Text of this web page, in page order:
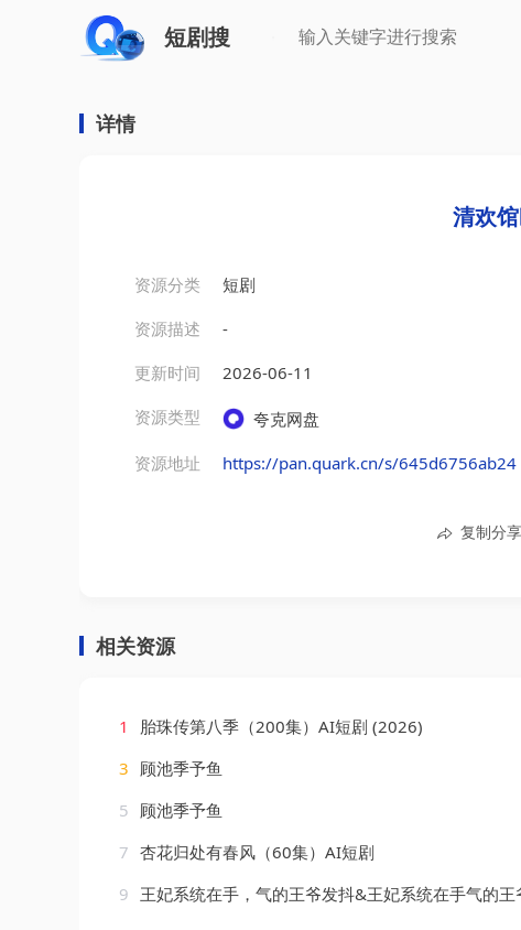
短剧搜
详情
清欢
资源分类
短剧
资源描述
-
更新时间
2026-06-11
资源类型
夸克网盘
资源地址
https://pan.quark.cn/s/645d6756ab24
复制分享
相关资源
1 胎珠传第八季（200集）AI短剧 (2026)
3 顾池季予鱼
5 顾池季予鱼
7 杏花归处有春风（60集）AI短剧
9 王妃系统在手，气的王爷发抖&王妃系统在手气的王爷发抖（82集）姜竣瀚&董